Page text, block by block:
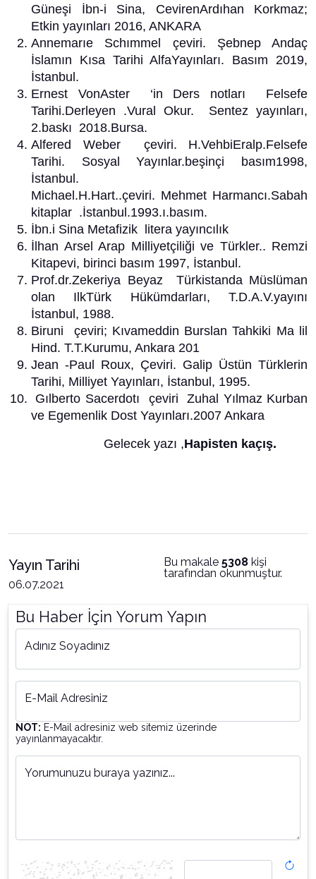
Güneşi İbn-i Sina, CevirenArdıhan Korkmaz;
Etkin yayınları 2016, ANKARA
Annemarıe Schımmel çeviri. Şebnep Andaç
İslamın Kısa Tarihi AlfaYayınları. Basım 2019,
İstanbul.
Ernest VonAster ‘in Ders notları Felsefe
Tarihi.Derleyen .Vural Okur. Sentez yayınları,
2.baskı 2018.Bursa.
Alfered Weber çeviri. H.VehbiEralp.Felsefe
Tarihi. Sosyal Yayınlar.beşinçi basım1998,
İstanbul.
Michael.H.Hart..çeviri. Mehmet Harmancı.Sabah
kitaplar .İstanbul.1993.ı.basım.
İbn.i Sina Metafizik litera yayıncılık
İlhan Arsel Arap Milliyetçiliği ve Türkler.. Remzi
Kitapevi, birinci basım 1997, İstanbul.
Prof.dr.Zekeriya Beyaz Türkistanda Müslüman
olan IlkTürk Hükümdarları, T.D.A.V.yayını
İstanbul, 1988.
Biruni çeviri; Kıvameddin Burslan Tahkiki Ma lil
Hind. T.T.Kurumu, Ankara 201
Jean -Paul Roux, Çeviri. Galip Üstün Türklerin
Tarihi, Milliyet Yayınları, İstanbul, 1995.
Gılberto Sacerdotı çeviri Zuhal Yılmaz Kurban
ve Egemenlik Dost Yayınları.2007 Ankara
Gelecek yazı ,Hapisten kaçış.
Yayın Tarihi
06.07.2021
Bu makale 5308 kişi
tarafından okunmuştur.
Bu Haber İçin Yorum Yapın
Adınız Soyadınız
E-Mail Adresiniz
NOT: E-Mail adresiniz web sitemiz üzerinde
yayınlanmayacaktır.
Yorumunuzu buraya yazınız...